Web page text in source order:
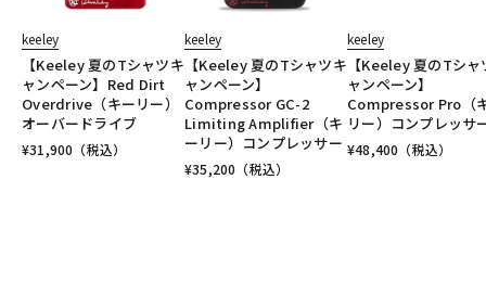
keeley
【Keeley 夏のTシャツキ
ャンペーン】Red Dirt
Overdrive（キーリー）
オーバードライブ
¥31,900 （税込）
keeley
【Keeley 夏のTシャツキ
ャンペーン】
Compressor GC-2
Limiting Amplifier（キ
ーリー）コンプレッサー
¥35,200 （税込）
keeley
【Keeley 夏のTシャ
ャンペーン】
Compressor Pro（
リー）コンプレッサ
¥48,400 （税込）